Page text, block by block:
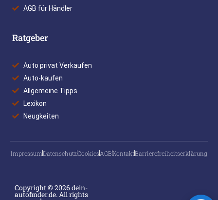
AGB für Händler
Ratgeber
Auto privat Verkaufen
Auto-kaufen
Allgemeine Tipps
Lexikon
Neugkeiten
ImpressumDatenschutzCookiesAGBKontaktBarrierefreiheitserklärung
Copyright © 2026 dein-
autofinder.de. All rights